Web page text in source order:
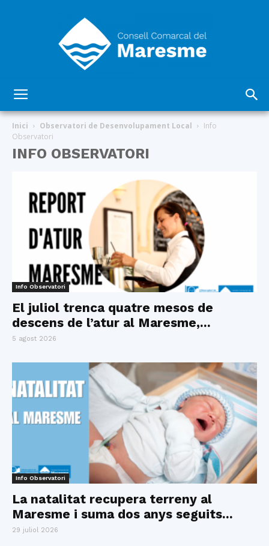
Comarcal
Maresme
Inici Observatori de Desenvolupament Local
Info
Observatori
INFO OBSERVATORI
Info Observatori
El juliol trenca quatre mesos de
descens de l’atur al Maresme,...
5 agost 2026
Info Observatori
La natalitat recupera terreny al
Maresme i suma dos anys seguits...
29 juliol 2026